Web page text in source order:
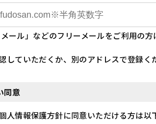
メール」などのフリーメールをご利用の
していただくか、別のアドレスで登録く
同意
人情報保護方針に同意いただける方は